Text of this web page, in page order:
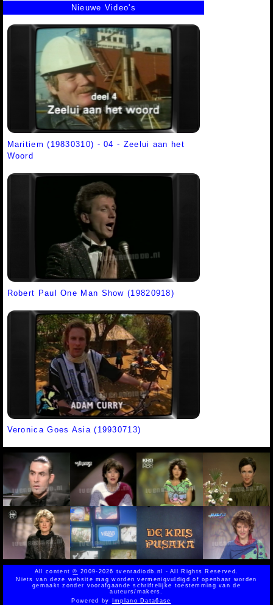
Nieuwe Video's
Maritiem (19830310) - 04 - Zeelui aan het
Woord
Robert Paul One Man Show (19820918)
Veronica Goes Asia (19930713)
All content© 2009-2026 tvenradiodb.nl - All Rights Reserved.
Niets van deze website mag worden vermenigvuldigd of openbaar worden
gemaakt zonder voorafgaande schriftelijke toestemming van de
auteurs/makers.
Powered byImplano Data6ase